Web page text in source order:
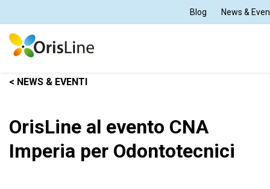
Blog News &
Per Dentisti
Per Odontotecnici
< NEWS & EVENTI
OrisLine al evento CNA
Imperia per Odontotecnici